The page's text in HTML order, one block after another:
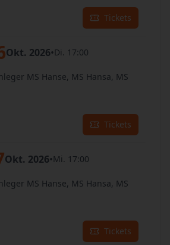
Tickets
Okt. 2026•Di. 17:00
MS Hanse, MS Hansa, MS
Tickets
Okt. 2026•Mi. 17:00
MS Hanse, MS Hansa, MS
Tickets